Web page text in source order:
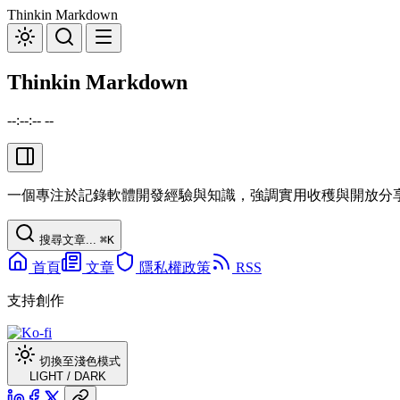
Thinkin Markdown
Thinkin Markdown
--:--:-- --
一個專注於記錄軟體開發經驗與知識，強調實用收穫與開放分
搜尋文章... ⌘K
首頁 文章 隱私權政策 RSS
支持創作
切換至淺色模式
LIGHT / DARK